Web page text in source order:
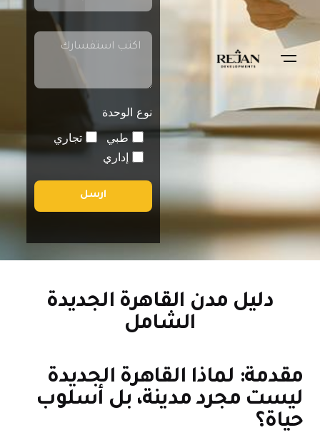
نوع الوحدة
تجاري
طبي
إداري
ارسل
دليل مدن القاهرة الجديدة
الشامل
لماذا القاهرة الجديدة
مجرد مدينة، بل أسلوب